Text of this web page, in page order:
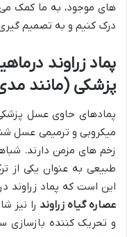
های موجود، به ما کمک می
درک کنیم و به تصمیم
پماد زراوند
پزشکی (مانند
پمادهای حاوی عسل
میکروبی و ترمیمی عسل
زخم های مزمن دارند.
طبیعی به عنوان یکی از
این است که پماد زراوند
عصاره گیاه زراوند را نیز
و تحریک کننده بازسازی